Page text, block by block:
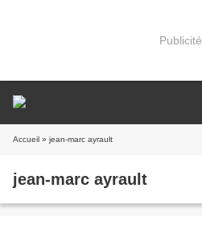
Publicité
Accueil » jean-marc ayrault
jean-marc ayrault